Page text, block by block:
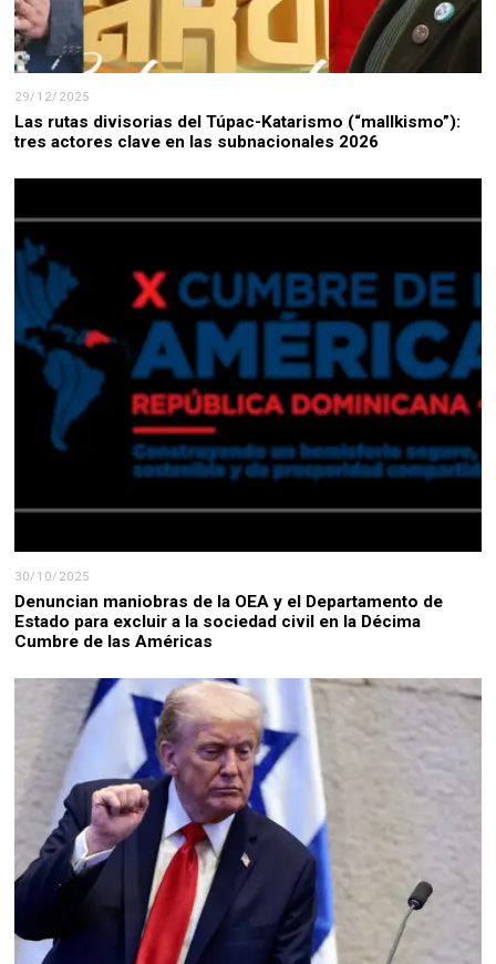
29/12/2025
Las rutas divisorias del Túpac-Katarismo (“mallkismo”):
tres actores clave en las subnacionales 2026
30/10/2025
Denuncian maniobras de la OEA y el Departamento de
Estado para excluir a la sociedad civil en la Décima
Cumbre de las Américas